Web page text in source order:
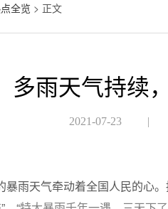
全览 > 正文
多雨天气持续
2021-07-23 |
暴雨天气牵动着全国人民的心